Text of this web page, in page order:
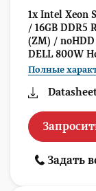
1x Intel Xeon
/ 16GB DDR5
(ZM) / noHDD
DELL 800W
Полные
Задать